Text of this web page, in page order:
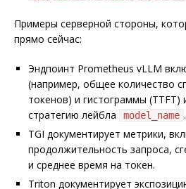
Примеры серверной стороны,
прямо сейчас:
Эндпоинт Prometheus vLLM
(например, общее количество
токенов) и гистограммы (TTFT)
стратегию лейбла
model_name .
TGI документирует метрики,
продолжительность запроса,
и среднее время на токен.
Triton документирует